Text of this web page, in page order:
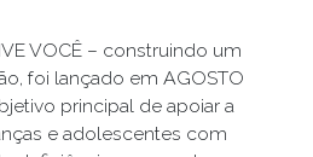
VOCÊ – construindo um
foi lançado em AGOSTO
principal de apoiar a
e adolescentes com